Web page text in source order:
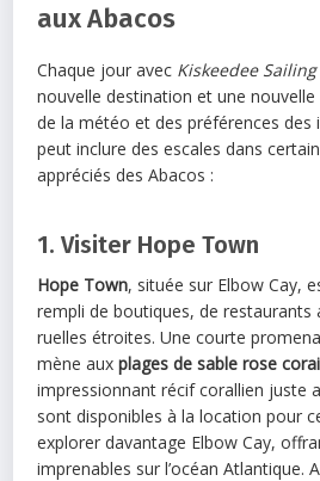
aux Abacos
Chaque jour avec Kiskeedee
nouvelle destination et une
de la météo et des préférences des
peut inclure des escales dans
appréciés des Abacos :
1. Visiter Hope Town
Hope Town, située sur Elbow Cay,
rempli de boutiques, de restaurants
ruelles étroites. Une courte
mène auxplages de sable rose
impressionnant récif corallien juste
sont disponibles à la location pour
explorer davantage Elbow Cay,
imprenables sur l’océan Atlantique.